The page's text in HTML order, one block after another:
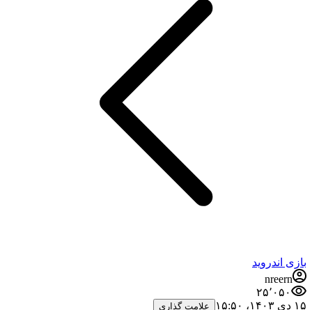
بازی اندروید
nreern
۲۵٬۰۵۰
۱۵ دی ۱۴۰۳،‏ ۱۵:۵۰
علامت گذاری